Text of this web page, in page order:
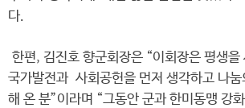
다.
한편, 김진호 향군회장은 “이회장은 평생을
국가발전과 사회공헌을 먼저 생각하고 나눔
해 온 분”이라며 “그동안 군과 한미동맹 강